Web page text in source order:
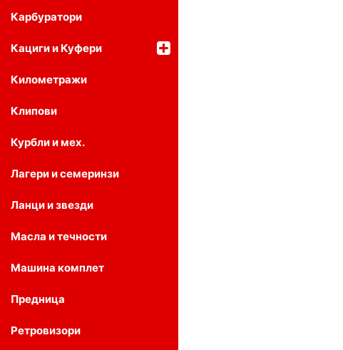
Карбуратори
Кациги и Куфери
Километражи
Клипови
Курбли и мех.
Лагери и семеринзи
Ланци и звезди
Масла и течности
Машина комплет
Предница
Ретровизори